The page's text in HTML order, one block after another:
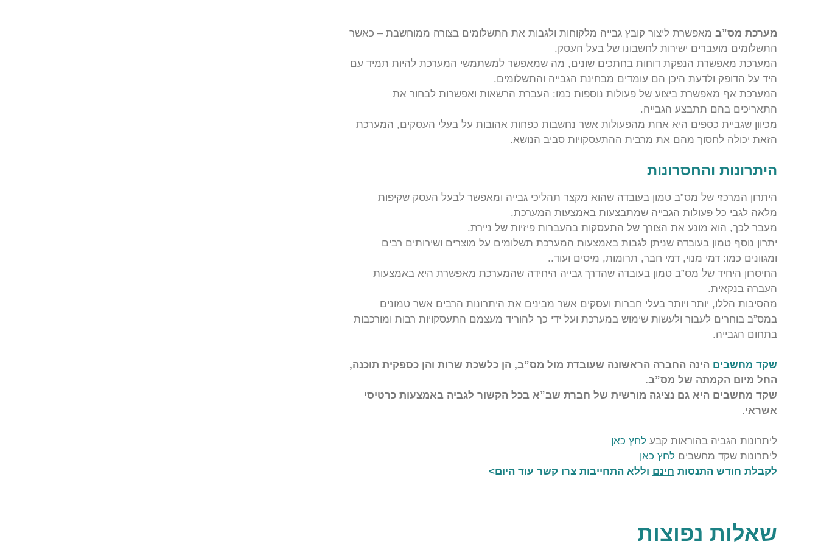
מערכת מס”ב מאפשרת ליצור קובץ גבייה מלקוחות ולגבות את התשלומים בצורה ממוחשבת – כאשר
התשלומים מועברים ישירות לחשבונו של בעל העסק.
המערכת מאפשרת הנפקת דוחות בחתכים שונים, מה שמאפשר למשתמשי המערכת להיות תמיד עם
היד על הדופק ולדעת היכן הם עומדים מבחינת הגבייה והתשלומים.
המערכת אף מאפשרת ביצוע של פעולות נוספות כמו: העברת הרשאות ואפשרות לבחור את
התאריכים בהם תתבצע הגבייה.
מכיוון שגביית כספים היא אחת מהפעולות אשר נחשבות כפחות אהובות על בעלי העסקים, המערכת
הזאת יכולה לחסוך מהם את מרבית ההתעסקויות סביב הנושא.
היתרונות והחסרונות
היתרון המרכזי של מס”ב טמון בעובדה שהוא מקצר תהליכי גבייה ומאפשר לבעל העסק שקיפות
מלאה לגבי כל פעולות הגבייה שמתבצעות באמצעות המערכת.
מעבר לכך, הוא מונע את הצורך של התעסקות בהעברות פיזיות של ניירת.
יתרון נוסף טמון בעובדה שניתן לגבות באמצעות המערכת תשלומים על מוצרים ושירותים רבים
ומגוונים כמו: דמי מנוי, דמי חבר, תרומות, מיסים ועוד..
החיסרון היחיד של מס”ב טמון בעובדה שהדרך גבייה היחידה שהמערכת מאפשרת היא באמצעות
העברה בנקאית.
מהסיבות הללו, יותר ויותר בעלי חברות ועסקים אשר מבינים את היתרונות הרבים אשר טמונים
במס”ב בוחרים לעבור ולעשות שימוש במערכת ועל ידי כך להוריד מעצמם התעסקויות רבות ומורכבות
בתחום הגבייה.
שקד מחשבים הינה החברה הראשונה שעובדת מול מס”ב, הן כלשכת שרות והן כספקית תוכנה,
החל מיום הקמתה של מס”ב.
שקד מחשבים היא גם נציגה מורשית של חברת שב”א בכל הקשור לגביה באמצעות כרטיסי
אשראי.
ליתרונות הגביה בהוראות קבע לחץ כאן
ליתרונות שקד מחשבים לחץ כאן
לקבלת חודש התנסות חינם וללא התחייבות צרו קשר עוד היום>
שאלות נפוצות